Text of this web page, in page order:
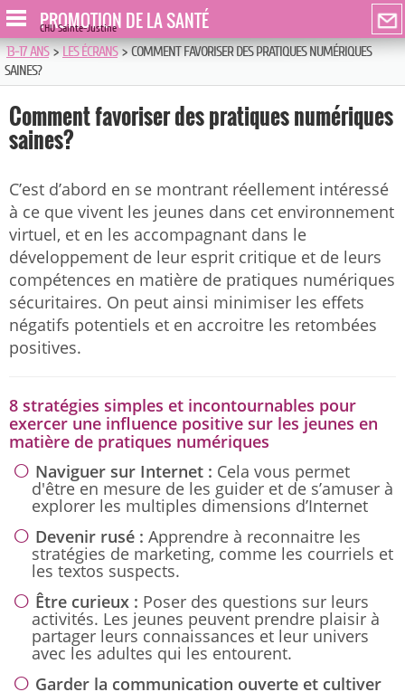
PROMOTION DE LA SANTÉ
CHU Sainte-Justine
13-17 ANS>LES ÉCRANS>COMMENT FAVORISER DES PRATIQUES NUMÉRIQUES
SAINES?
Comment favoriser des pratiques numériques
saines?
C’est d’abord en se montrant réellement intéressé
à ce que vivent les jeunes dans cet environnement
virtuel, et en les accompagnant dans le
développement de leur esprit critique et de leurs
compétences en matière de pratiques numériques
sécuritaires. On peut ainsi minimiser les effets
négatifs potentiels et en accroitre les retombées
positives.
8 stratégies simples et incontournables pour
exercer une influence positive sur les jeunes en
matière de pratiques numériques
Naviguer sur Internet : Cela vous permet
d'être en mesure de les guider et de s’amuser à
explorer les multiples dimensions d’Internet
Devenir rusé : Apprendre à reconnaitre les
stratégies de marketing, comme les courriels et
les textos suspects.
Être curieux : Poser des questions sur leurs
activités. Les jeunes peuvent prendre plaisir à
partager leurs connaissances et leur univers
avec les adultes qui les entourent.
Garder la communication ouverte et cultiver